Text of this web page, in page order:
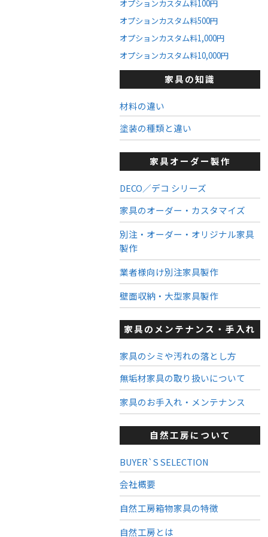
オプションカスタム料100円
オプションカスタム料500円
オプションカスタム料1,000円
オプションカスタム料10,000円
家具の知識
材料の違い
塗装の種類と違い
家具オーダー製作
DECO／デコ シリーズ
家具のオーダー・カスタマイズ
別注・オーダー・オリジナル家具
製作
業者様向け別注家具製作
壁面収納・大型家具製作
家具のメンテナンス・手入れ
家具のシミや汚れの落とし方
無垢材家具の取り扱いについて
家具のお手入れ・メンテナンス
自然工房について
BUYER`S SELECTION
会社概要
自然工房箱物家具の特徴
自然工房とは